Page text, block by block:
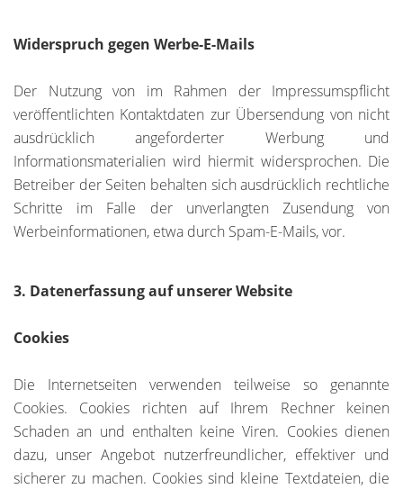
Widerspruch gegen Werbe-E-Mails
Der Nutzung von im Rahmen der Impressumspflicht
veröffentlichten Kontaktdaten zur Übersendung von nicht
ausdrücklich angeforderter Werbung und
Informationsmaterialien wird hiermit widersprochen. Die
Betreiber der Seiten behalten sich ausdrücklich rechtliche
Schritte im Falle der unverlangten Zusendung von
Werbeinformationen, etwa durch Spam-E-Mails, vor.
3. Datenerfassung auf unserer Website
Cookies
Die Internetseiten verwenden teilweise so genannte
Cookies. Cookies richten auf Ihrem Rechner keinen
Schaden an und enthalten keine Viren. Cookies dienen
dazu, unser Angebot nutzerfreundlicher, effektiver und
sicherer zu machen. Cookies sind kleine Textdateien, die